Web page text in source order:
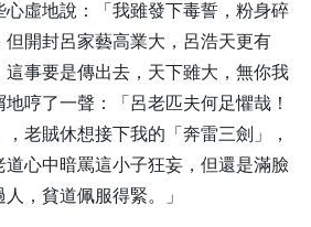
虛地說：「我雖發下毒誓，粉身碎
開封呂家藝高業大，呂浩天更有
這事要是傳出去，天下雖大，無你我
哼了一聲：「呂老匹夫何足懼哉！
老賊休想接下我的「奔雷三劍」，
心中暗罵這小子狂妄，但還是滿臉
，貧道佩服得緊。」